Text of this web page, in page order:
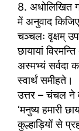
8. अधोलिखित
में अनुवाद
चञ्चलः वृक्षम्
छायायां
अस्मभ्यं सर्वदा
स्वार्थं समीहते।
उत्तर – चंचल ने
‘मनुष्य हमारी
कुल्हाड़ियों से